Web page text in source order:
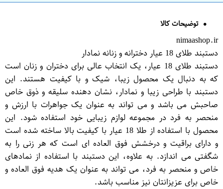
توضیحات کالا
nimaashop.ir
دستبند طلای 18 عیار دخترانه و زنانه نمادار
دستبند طلای 18 عیار، یک انتخاب عالی برای دختران و زنان است
که به دنبال یک محصول زیبا، شیک و با کیفیت هستند. این
دستبند با طراحی زیبا و نمادار، نشان دهنده سلیقه و ذوق خاص
صاحبش می باشد و می تواند به عنوان یک جواهرات با ارزش و
منحصر به فرد در مجموعه لوازم زیبایی خود استفاده شود. این
محصول با استفاده از طلا 18 عیار با کیفیت بالا ساخته شده است
و دارای براقیت و درخشش فوق العاده ای است که هر زنی را به
شگفتی می اندازد. به علاوه، این دستبند با استفاده از نمادهای
خاص و منحصر به فرد، می تواند به عنوان یک هدیه فوق العاده و
خاص برای عزیزانتان نیز مناسب باشد.